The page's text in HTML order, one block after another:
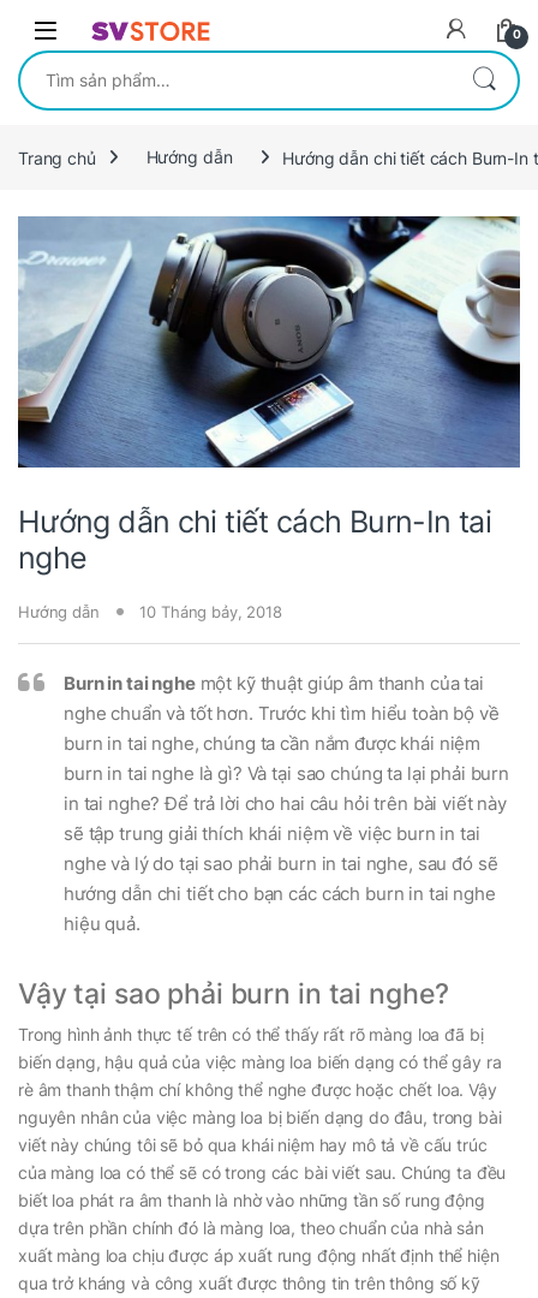
0
Tìm kiếm:
Trang chủ Hướng dẫn Hướng dẫn chi tiết cách Burn-In
Hướng dẫn chi tiết cách Burn-In tai
nghe
Hướng dẫn 10 Tháng bảy, 2018
Burn in tai nghemột kỹ thuật giúp âm thanh của tai
nghe chuẩn và tốt hơn. Trước khi tìm hiểu toàn bộ về
burn in tai nghe, chúng ta cần nắm được khái niệm
burn in tai nghe là gì? Và tại sao chúng ta lại phải burn
in tai nghe? Để trả lời cho hai câu hỏi trên bài viết này
sẽ tập trung giải thích khái niệm về việc burn in tai
nghe và lý do tại sao phải burn in tai nghe, sau đó sẽ
hướng dẫn chi tiết cho bạn các cách burn in tai nghe
hiệu quả.
Vậy tại sao phải burn in tai nghe?
Trong hình ảnh thực tế trên có thể thấy rất rõ màng loa đã bị
biến dạng, hậu quả của việc màng loa biến dạng có thể gây ra
rè âm thanh thậm chí không thể nghe được hoặc chết loa. Vậy
nguyên nhân của việc màng loa bị biến dạng do đâu, trong bài
viết này chúng tôi sẽ bỏ qua khái niệm hay mô tả về cấu trúc
của màng loa có thể sẽ có trong các bài viết sau. Chúng ta đều
biết loa phát ra âm thanh là nhờ vào những tần số rung động
dựa trên phần chính đó là màng loa, theo chuẩn của nhà sản
xuất màng loa chịu được áp xuất rung động nhất định thể hiện
qua trở kháng và công xuất được thông tin trên thông số kỹ